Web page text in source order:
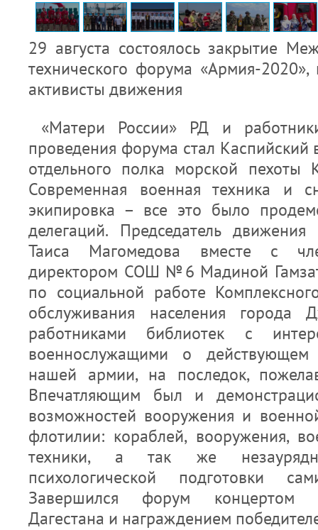
29 августа состоялось закрытие
технического форума «Армия-
активисты движения
«Матери России» РД и
проведения форума стал
отдельного полка морской пехоты
Современная военная техника и
экипировка – все это было
делегаций. Председатель
Таиса Магомедова вместе с
директором СОШ №6 Мадиной
по социальной работе
обслуживания населения города
работниками библиотек с
военнослужащими о
нашей армии, на последок,
Впечатляющим был и
возможностей вооружения и
флотилии: кораблей, вооружения,
техники, а так же
психологической подготовки
Завершился форум концертом
Дагестана и награждением